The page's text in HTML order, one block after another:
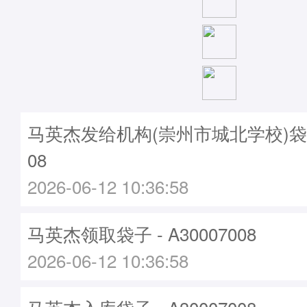
马英杰发给机构(崇州市城北学校)
08
2026-06-12 10:36:58
马英杰领取袋子 - A30007008
2026-06-12 10:36:58